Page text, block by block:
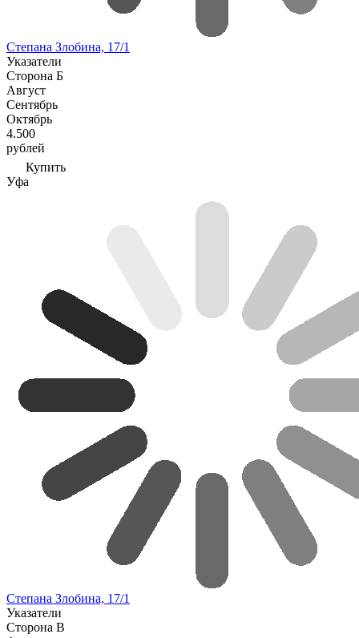
Степана Злобина, 17/1
Указатели
Сторона Б
Август
Сентябрь
Октябрь
4.500
рублей
Купить
Уфа
Степана Злобина, 17/1
Указатели
Сторона В